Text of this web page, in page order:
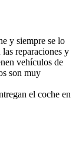
y siempre se lo
reparaciones y
vehículos de
son muy
el coche en